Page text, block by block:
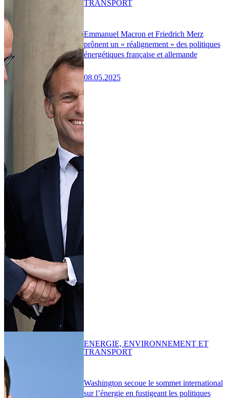
Emmanuel Macron et Friedrich Merz
prônent un « réalignement » des politiques
énergétiques française et allemande
08.05.2025
TRANSPORT
Washington secoue le sommet international
sur l’énergie en fustigeant les politiques
ENERGIE, ENVIRONNEMENT ET
TRANSPORT